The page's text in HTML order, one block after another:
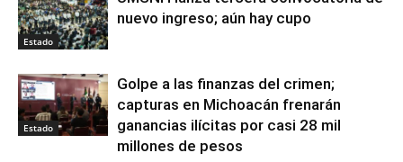
Estado
nuevo ingreso; aún hay cupo
Estado
Golpe a las finanzas del crimen;
capturas en Michoacán frenarán
ganancias ilícitas por casi 28 mil
millones de pesos